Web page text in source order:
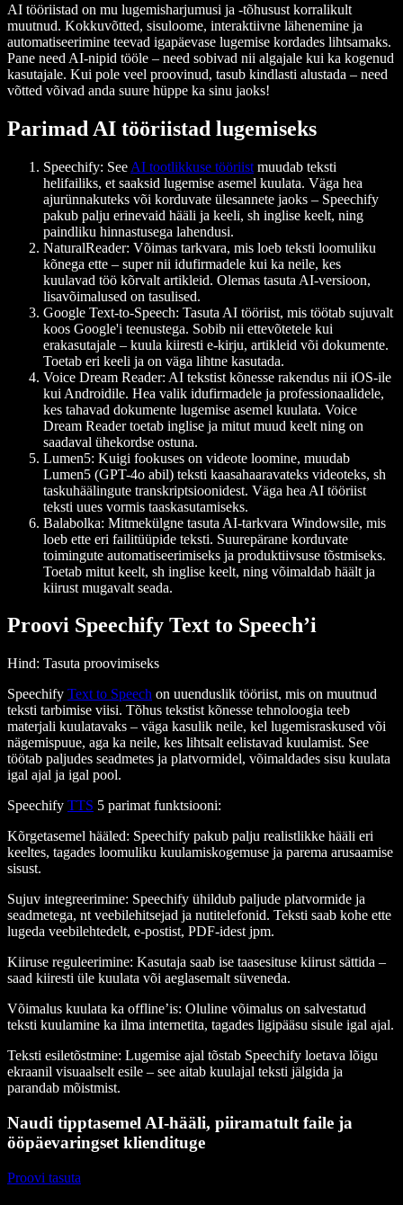
AI tööriistad on mu lugemisharjumusi ja -tõhusust korralikult
muutnud. Kokkuvõtted, sisuloome, interaktiivne lähenemine ja
automatiseerimine teevad igapäevase lugemise kordades lihtsamaks.
Pane need AI-nipid tööle – need sobivad nii algajale kui ka kogenud
kasutajale. Kui pole veel proovinud, tasub kindlasti alustada – need
võtted võivad anda suure hüppe ka sinu jaoks!
Parimad AI tööriistad lugemiseks
Speechify: See AI tootlikkuse tööriist muudab teksti
helifailiks, et saaksid lugemise asemel kuulata. Väga hea
ajurünnakuteks või korduvate ülesannete jaoks – Speechify
pakub palju erinevaid hääli ja keeli, sh inglise keelt, ning
paindliku hinnastusega lahendusi.
NaturalReader: Võimas tarkvara, mis loeb teksti loomuliku
kõnega ette – super nii idufirmadele kui ka neile, kes
kuulavad töö kõrvalt artikleid. Olemas tasuta AI-versioon,
lisavõimalused on tasulised.
Google Text-to-Speech: Tasuta AI tööriist, mis töötab sujuvalt
koos Google'i teenustega. Sobib nii ettevõtetele kui
erakasutajale – kuula kiiresti e-kirju, artikleid või dokumente.
Toetab eri keeli ja on väga lihtne kasutada.
Voice Dream Reader: AI tekstist kõnesse rakendus nii iOS-ile
kui Androidile. Hea valik idufirmadele ja professionaalidele,
kes tahavad dokumente lugemise asemel kuulata. Voice
Dream Reader toetab inglise ja mitut muud keelt ning on
saadaval ühekordse ostuna.
Lumen5: Kuigi fookuses on videote loomine, muudab
Lumen5 (GPT-4o abil) teksti kaasahaaravateks videoteks, sh
taskuhäälingute transkriptsioonidest. Väga hea AI tööriist
teksti uues vormis taaskasutamiseks.
Balabolka: Mitmekülgne tasuta AI-tarkvara Windowsile, mis
loeb ette eri failitüüpide teksti. Suurepärane korduvate
toimingute automatiseerimiseks ja produktiivsuse tõstmiseks.
Toetab mitut keelt, sh inglise keelt, ning võimaldab häält ja
kiirust mugavalt seada.
Proovi Speechify Text to Speech’i
Hind: Tasuta proovimiseks
Speechify Text to Speech on uuenduslik tööriist, mis on muutnud
teksti tarbimise viisi. Tõhus tekstist kõnesse tehnoloogia teeb
materjali kuulatavaks – väga kasulik neile, kel lugemisraskused või
nägemispuue, aga ka neile, kes lihtsalt eelistavad kuulamist. See
töötab paljudes seadmetes ja platvormidel, võimaldades sisu kuulata
igal ajal ja igal pool.
Speechify TTS 5 parimat funktsiooni:
Kõrgetasemel hääled: Speechify pakub palju realistlikke hääli eri
keeltes, tagades loomuliku kuulamiskogemuse ja parema arusaamise
sisust.
Sujuv integreerimine: Speechify ühildub paljude platvormide ja
seadmetega, nt veebilehitsejad ja nutitelefonid. Teksti saab kohe ette
lugeda veebilehtedelt, e-postist, PDF-idest jpm.
Kiiruse reguleerimine: Kasutaja saab ise taasesituse kiirust sättida –
saad kiiresti üle kuulata või aeglasemalt süveneda.
Võimalus kuulata ka offline’is: Oluline võimalus on salvestatud
teksti kuulamine ka ilma internetita, tagades ligipääsu sisule igal ajal.
Teksti esiletõstmine: Lugemise ajal tõstab Speechify loetava lõigu
ekraanil visuaalselt esile – see aitab kuulajal teksti jälgida ja
parandab mõistmist.
Naudi tipptasemel AI-hääli, piiramatult faile ja
ööpäevaringset kliendituge
Proovi tasuta